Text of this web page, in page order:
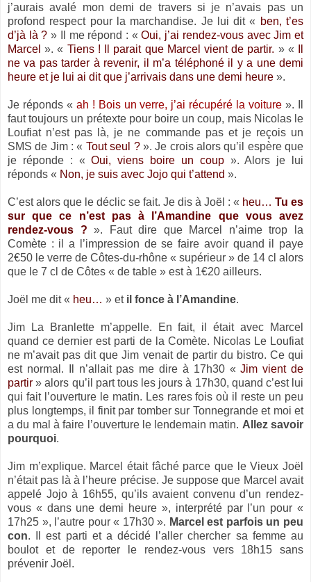
j’aurais avalé mon demi de travers si je n’avais pas un
profond respect pour la marchandise. Je lui dit « ben, t’es
d’jà là ? » Il me répond : «Oui, j’ai rendez-vous avec Jim et
Marcel». « Tiens ! Il parait que Marcel vient de partir. » «
ne va pas tarder à revenir, il m’a téléphoné il y a une demi
heure et je lui ai dit que j’arrivais dans une demi heure ».
Je réponds « ah ! Bois un verre, j’ai récupéré la voiture ». Il
faut toujours un prétexte pour boire un coup, mais Nicolas le
Loufiat n’est pas là, je ne commande pas et je reçois un
SMS de Jim : « Tout seul ? ». Je crois alors qu’il espère que
je réponde : «Oui, viens boire un coup». Alors je lui
réponds « Non, je suis avec Jojo qui t’attend ».
C’est alors que le déclic se fait. Je dis à Joël : « heu… Tu es
sur que ce n’est pas à l’Amandine que vous avez
rendez-vous ? ». Faut dire que Marcel n’aime trop
la
Comète : il a l’impression de se faire avoir quand il paye
2€50 le verre de Côtes-du-rhône « supérieur » de 14 cl alors
que le 7 cl de Côtes « de table » est à 1€20 ailleurs.
Joël me dit « heu… » et il fonce à l’Amandine.
Jim La Branlettem’appelle. En fait, il était avec Marcel
quand ce dernier est parti de la Comète. NicolasLe Loufiat
ne m’avait pas dit que Jim venait de partir du bistro. Ce qui
est normal. Il n’allait pas me dire à 17h30 «Jim vient de
partir» alors qu’il part tous les jours à 17h30, quand c’est lui
qui fait l’ouverture le matin. Les rares fois où il reste un peu
plus longtemps, il finit par tomber sur Tonnegrande et moi et
a du mal à faire l’ouverture le lendemain matin. Allez savoir
pourquoi.
Jim m’explique. Marcel était fâché parce que le Vieux Joël
n’était pas là à l’heure précise. Je suppose que Marcel avait
appelé Jojo à 16h55, qu’ils avaient convenu d’un rendez-
vous « dans une demi heure », interprété par l’un pour «
17h25 », l’autre pour « 17h30 ». Marcel est parfois un peu
con. Il est parti et a décidé l’aller chercher sa femme au
boulot et de reporter le rendez-vous vers 18h15 sans
prévenir Joël.